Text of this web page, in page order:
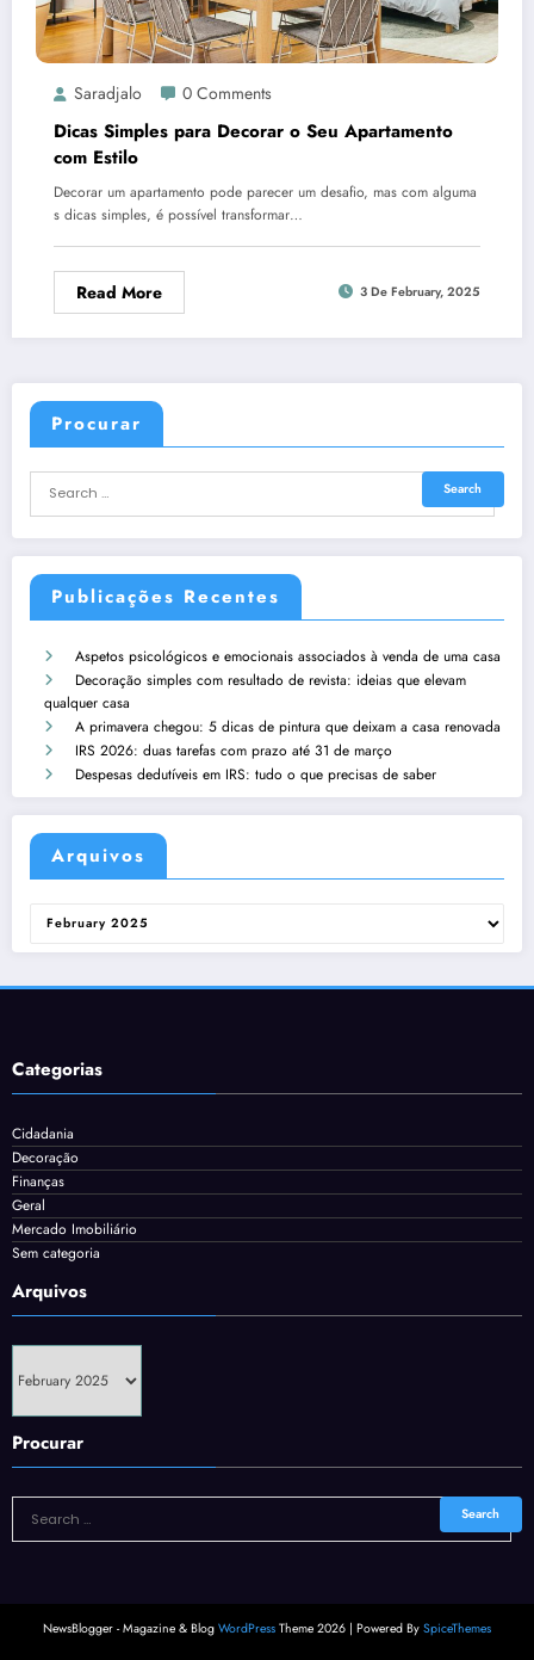
Saradjalo 0 Comments
Dicas Simples para Decorar o Seu Apartamento
com Estilo
Decorar um apartamento pode parecer um desafio, mas com alguma
s dicas simples, é possível transformar…
Read More 3 De February, 2025
Procurar
Publicações Recentes
Aspetos psicológicos e emocionais associados à venda de uma casa
Decoração simples com resultado de revista: ideias que elevam
qualquer casa
A primavera chegou: 5 dicas de pintura que deixam a casa renovada
IRS 2026: duas tarefas com prazo até 31 de março
Despesas dedutíveis em IRS: tudo o que precisas de saber
Arquivos
Arquivos
Categorias
Cidadania
Decoração
Finanças
Geral
Mercado Imobiliário
Sem categoria
Arquivos
Procurar
NewsBlogger - Magazine & Blog WordPress Theme 2026 | Powered By SpiceThemes